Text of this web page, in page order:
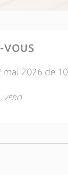
VOUS
mai 2026 de
VERO